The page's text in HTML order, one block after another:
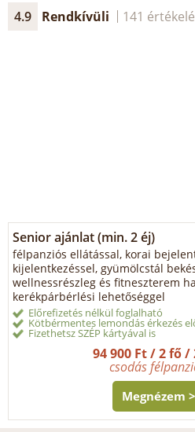
4.9 Rendkívüli 141
Senior ajánlat (min. 2 éj)
félpanziós ellátással, korai
kijelentkezéssel, gyümölcstál
wellnessrészleg és fitneszterem
kerékpárbérlési lehetőséggel
Előrefizetés nélkül foglalható
Kötbérmentes lemondás érkezés
Fizethetsz SZÉP kártyával is
94 900 Ft / 2 fő
csodás
Megnézem